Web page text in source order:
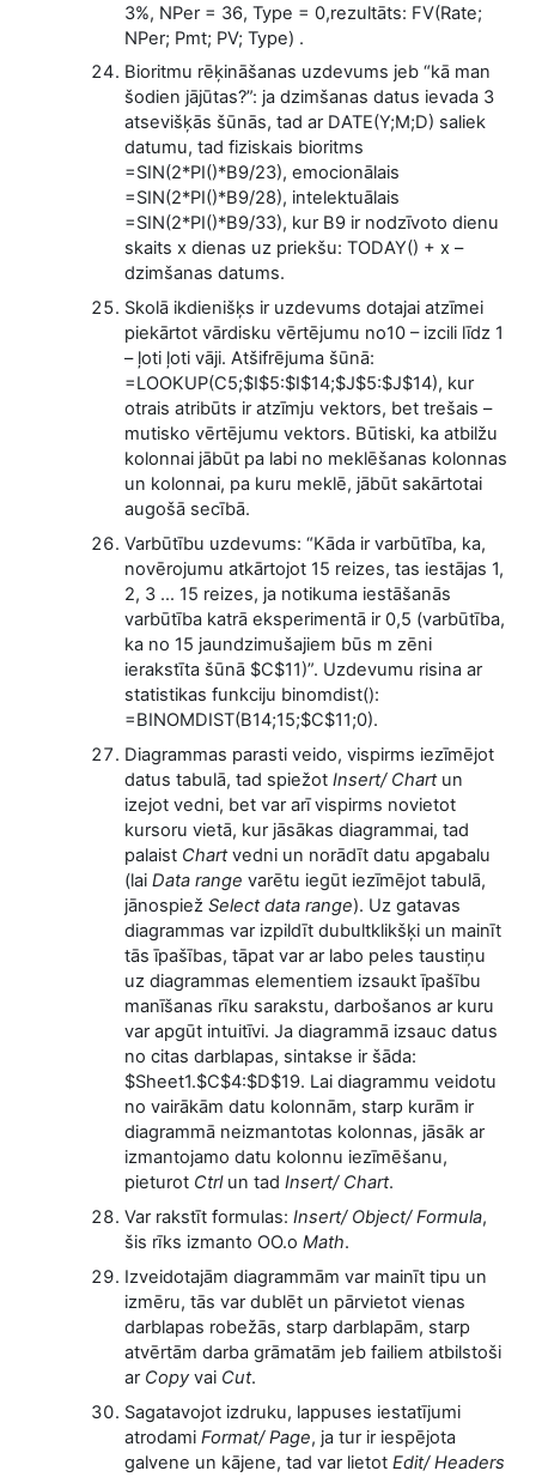
3%, NPer = 36, Type = 0,rezultāts: FV(Rate;
NPer; Pmt; PV; Type) .
Bioritmu rēķināšanas uzdevums jeb “kā man
šodien jājūtas?”: ja dzimšanas datus ievada 3
atsevišķās šūnās, tad ar DATE(Y;M;D) saliek
datumu, tad fiziskais bioritms
=SIN(2*PI()*B9/23), emocionālais
=SIN(2*PI()*B9/28), intelektuālais
=SIN(2*PI()*B9/33), kur B9 ir nodzīvoto dienu
skaits x dienas uz priekšu: TODAY() + x –
dzimšanas datums.
Skolā ikdienišķs ir uzdevums dotajai atzīmei
piekārtot vārdisku vērtējumu no10 – izcili līdz 1
– ļoti ļoti vāji. Atšifrējuma šūnā:
=LOOKUP(C5;$I$5:$I$14;$J$5:$J$14), kur
otrais atribūts ir atzīmju vektors, bet trešais –
mutisko vērtējumu vektors. Būtiski, ka atbilžu
kolonnai jābūt pa labi no meklēšanas kolonnas
un kolonnai, pa kuru meklē, jābūt sakārtotai
augošā secībā.
Varbūtību uzdevums: “Kāda ir varbūtība, ka,
novērojumu atkārtojot 15 reizes, tas iestājas 1,
2, 3 … 15 reizes, ja notikuma iestāšanās
varbūtība katrā eksperimentā ir 0,5 (varbūtība,
ka no 15 jaundzimušajiem būs m zēni
ierakstīta šūnā $C$11)”. Uzdevumu risina ar
statistikas funkciju binomdist():
=BINOMDIST(B14;15;$C$11;0).
Diagrammas parasti veido, vispirms iezīmējot
datus tabulā, tad spiežot Insert/ Chartun
izejot vedni, bet var arī vispirms novietot
kursoru vietā, kur jāsākas diagrammai, tad
palaist Chartvedni un norādīt datu apgabalu
(lai Data range varētu iegūt iezīmējot tabulā,
jānospiež Select data range). Uz gatavas
diagrammas var izpildīt dubultklikšķi un mainīt
tās īpašības, tāpat var ar labo peles taustiņu
uz diagrammas elementiem izsaukt īpašību
manīšanas rīku sarakstu, darbošanos ar kuru
var apgūt intuitīvi. Ja diagrammā izsauc datus
no citas darblapas, sintakse ir šāda:
$Sheet1.$C$4:$D$19. Lai diagrammu veidotu
no vairākām datu kolonnām, starp kurām ir
diagrammā neizmantotas kolonnas, jāsāk ar
izmantojamo datu kolonnu iezīmēšanu,
pieturot Ctrlun tad Insert/ Chart.
Var rakstīt formulas: Insert/ Object/ Formula,
šis rīks izmanto OO.o Math.
Izveidotajām diagrammām var mainīt tipu un
izmēru, tās var dublēt un pārvietot vienas
darblapas robežās, starp darblapām, starp
atvērtām darba grāmatām jeb failiem atbilstoši
ar Copy vai Cut.
Sagatavojot izdruku, lappuses iestatījumi
atrodami Format/ Page, ja tur ir iespējota
galvene un kājene, tad var lietot Edit/ Headers